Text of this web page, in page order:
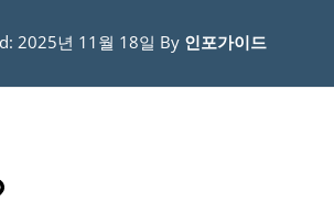
2025년 11월 18일 By 인포가이드